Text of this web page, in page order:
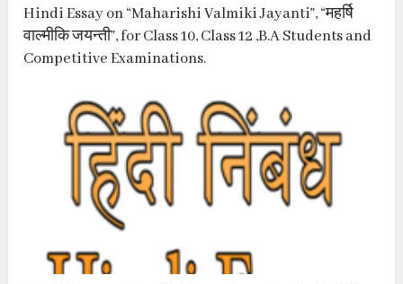
Hindi Essay on “Maharishi Valmiki Jayanti”, “महर्षि
वाल्मीकि जयन्ती”, for Class 10, Class 12 ,B.A Students and
Competitive Examinations.